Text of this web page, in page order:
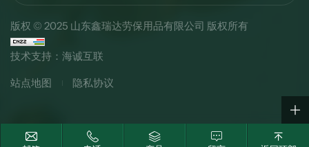
版权 © 2025 山东鑫瑞达劳保用品有限公司 版权所有
技术支持：海诚互联
站点地图 隐私协议